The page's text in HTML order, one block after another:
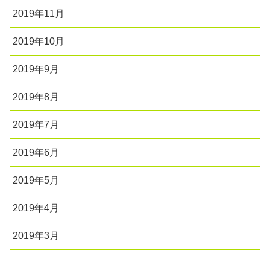
2019年11月
2019年10月
2019年9月
2019年8月
2019年7月
2019年6月
2019年5月
2019年4月
2019年3月